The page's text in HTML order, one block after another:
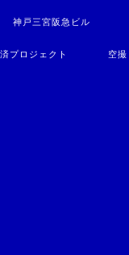
神戸三宮阪急ビル
プロジェクト 空撮